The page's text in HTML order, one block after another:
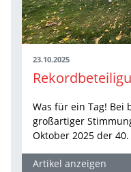
23.10.2025
Was für ein Tag! Bei
großartiger
Oktober 2025 der
Artikel anzeigen